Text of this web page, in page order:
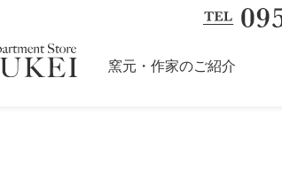
窯元・作家のご紹介